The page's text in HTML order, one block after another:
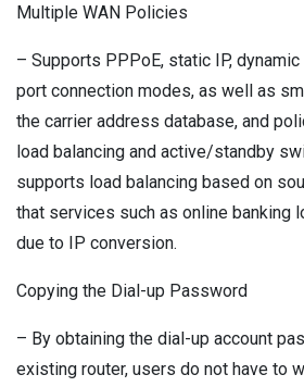
Multiple WAN Policies
– Supports PPPoE, static IP, dynamic
port connection modes, as well as
the carrier address database, and
load balancing and active/standby
supports load balancing based on
that services such as online banking
due to IP conversion.
Copying the Dial-up Password
– By obtaining the dial-up account
existing router, users do not have to